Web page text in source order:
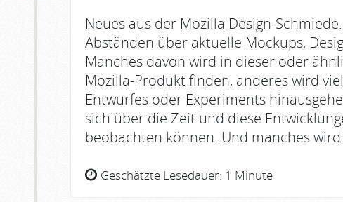
Neues aus der Mozilla Design-
Abständen über aktuelle Mockups,
Manches davon wird in dieser oder
Mozilla-Produkt finden, anderes wird
Entwurfes oder Experiments
sich über die Zeit und diese
beobachten können. Und manches
Geschätzte Lesedauer: 1 Minute